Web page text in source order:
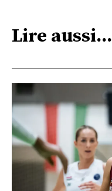
Lire aussi...